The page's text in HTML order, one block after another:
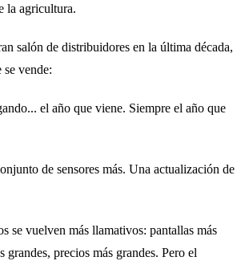
la agricultura.
salón de distribuidores en la última década,
vende:
el año que viene. Siempre el año que
de sensores más. Una actualización de
se vuelven más llamativos: pantallas más
grandes, precios más grandes. Pero el